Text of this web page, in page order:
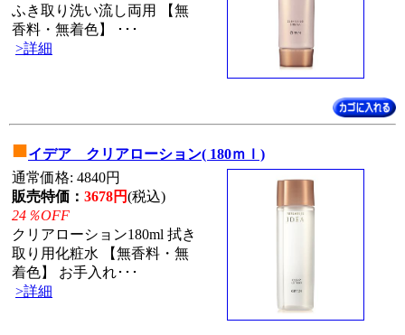
ふき取り洗い流し両用 【無
香料・無着色】 ･･･
>詳細
■イデア クリアローション( 180ｍｌ)
通常価格: 4840円
販売特価： 3678円(税込)
24％OFF
クリアローション180ml 拭き
取り用化粧水 【無香料・無
着色】 お手入れ･･･
>詳細